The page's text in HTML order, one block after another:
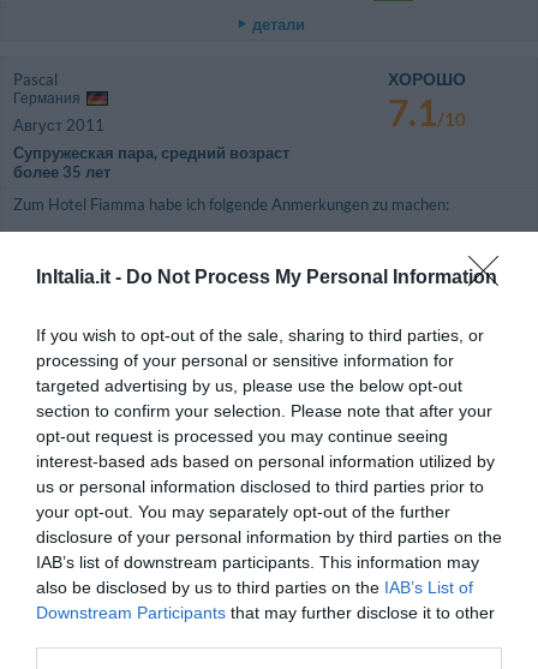
InItalia.it - Do Not Process My Personal Information
If you wish to opt-out of the sale, sharing to third parties, or
processing of your personal or sensitive information for
targeted advertising by us, please use the below opt-out
section to confirm your selection. Please note that after your
opt-out request is processed you may continue seeing
interest-based ads based on personal information utilized by
us or personal information disclosed to third parties prior to
your opt-out. You may separately opt-out of the further
disclosure of your personal information by third parties on the
IAB’s list of downstream participants. This information may
also be disclosed by us to third parties on the IAB’s List of
Downstream Participants that may further disclose it to other
детали
Pascal
Германия
Август 2011
Супружеская пара, средний возраст
более 35 лет
ХОРОШО
7.1/10
Zum Hotel Fiamma habe ich folgende Anmerkungen zu machen:
sauberen Eindruck. Der Anreisetag(2.8.) war allerdings eine Katastrophe.
Der Hotelangestellte war anfangs etwas mürrisch. Das Zimmer, das wir
Das Bad war schlecht gereinigt und roch ekelhaft nach Schimmel. Die
Tapete war größtenteils von der Wand abgeblättert, was ein eindeutiges
Zeichen für extreme Feuchtigkeit ist. Es war nur ein kleines Fenster
vorhanden, das zudem noch mit einem Gitter versehen war und lediglich
einen Blick auf den sehr schmutzigen Hinterhof entfaltete. Außerdem
summte ununterbrochen die Kühlanlage des Hotels, welche sich auf dem
Hinterhof befand. Ich war noch nie in Rom und weiß daher auch nicht, was
man erwarten kann. Studenten, die nur nen kurzen Trip nach Rom machen
und nur ein Zimmer zum Schlafen brauchen hätten sich vielleicht nicht
darüber aufgeregt, aber wenn man auf die 40 los geht, ist man etwas
anspruchsvoller. Es kam mir so vor, als ob wir in der Besenkammer
untergebracht waren. Ich hatte auch das Gefühl, daß sich kurz vor
unserem Einchecken bereits Leute über das Zimmer beschwert haben und
ein besseres bekamen(So weit ich das in Englisch verstehen konnte) und
das Personal dann versucht hat, die Sache uns unterzujubeln.Wir haben
uns dann umgehend beschwert. Die Angelegenheit wurde dann aber